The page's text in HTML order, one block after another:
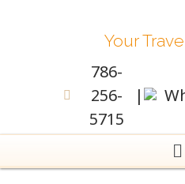
Your
786-
256-
5715
|